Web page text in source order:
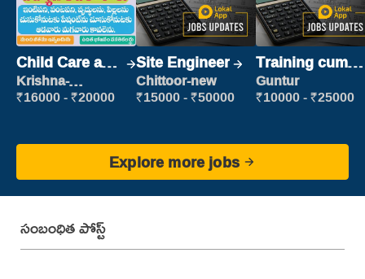
Child Care and
Patient care
Krishna-
vijayawada
₹16000 - ₹20000
Site Engineer
Chittoor-new
₹15000 - ₹50000
Training cum
Placement
Guntur
₹10000 - ₹25000
Explore more jobs
సంబంధిత పోస్ట్